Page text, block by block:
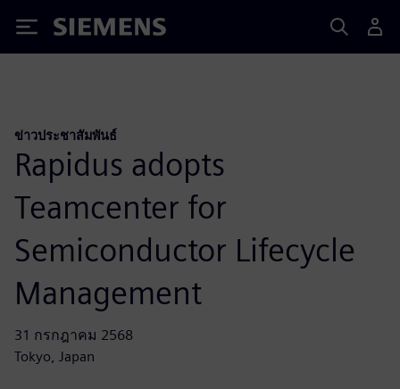
Siemens
ข่าวประชาสัมพันธ์
Rapidus adopts
Teamcenter for
Semiconductor Lifecycle
Management
31 กรกฎาคม 2568
Tokyo, Japan